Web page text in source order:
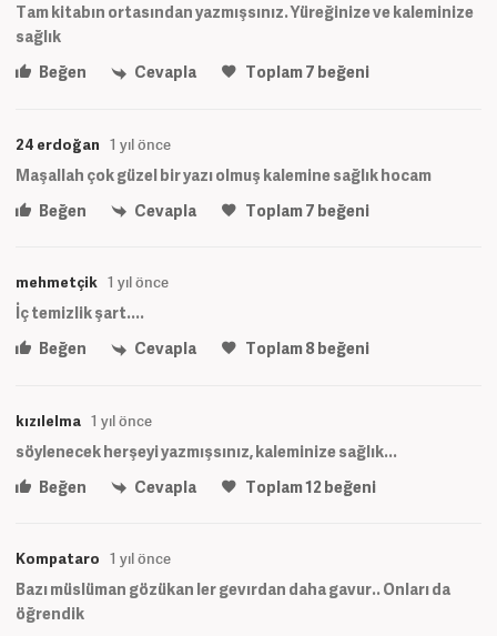
Tam kitabın ortasından yazmışsınız. Yüreğinize ve kaleminize
sağlık
Beğen
Cevapla Toplam7 beğeni
24 erdoğan 1 yıl önce
Maşallah çok güzel bir yazı olmuş kalemine sağlık hocam
Beğen
Cevapla Toplam7 beğeni
mehmetçik 1 yıl önce
İç temizlik şart....
Beğen
Cevapla Toplam8beğeni
kızılelma 1 yıl önce
söylenecek herşeyi yazmışsınız, kaleminize sağlık...
Beğen
Cevapla Toplam12 beğeni
Kompataro 1 yıl önce
Bazı müslüman gözükan ler gevırdan daha gavur.. Onları da
öğrendik